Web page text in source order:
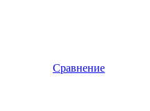
Сравнение